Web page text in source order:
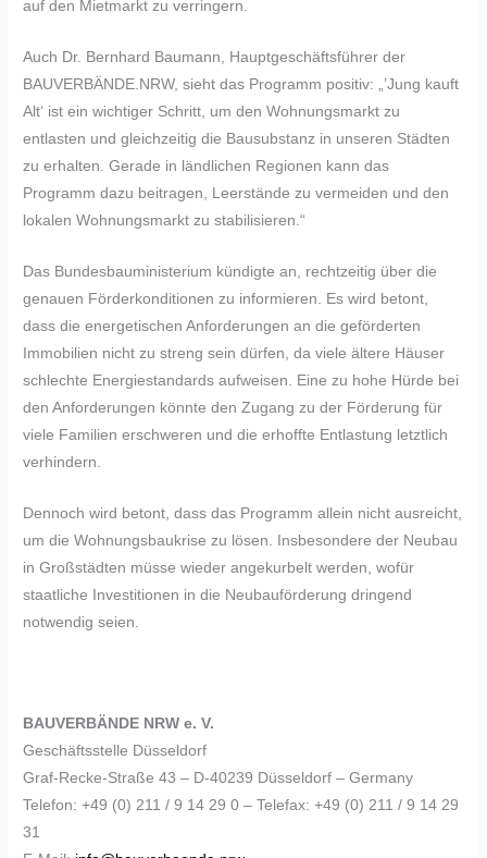
auf den Mietmarkt zu verringern.
Auch Dr. Bernhard Baumann, Hauptgeschäftsführer der
BAUVERBÄNDE.NRW, sieht das Programm positiv: „’Jung kauft
Alt‘ ist ein wichtiger Schritt, um den Wohnungsmarkt zu
entlasten und gleichzeitig die Bausubstanz in unseren Städten
zu erhalten. Gerade in ländlichen Regionen kann das
Programm dazu beitragen, Leerstände zu vermeiden und den
lokalen Wohnungsmarkt zu stabilisieren.“
Das Bundesbauministerium kündigte an, rechtzeitig über die
genauen Förderkonditionen zu informieren. Es wird betont,
dass die energetischen Anforderungen an die geförderten
Immobilien nicht zu streng sein dürfen, da viele ältere Häuser
schlechte Energiestandards aufweisen. Eine zu hohe Hürde bei
den Anforderungen könnte den Zugang zu der Förderung für
viele Familien erschweren und die erhoffte Entlastung letztlich
verhindern.
Dennoch wird betont, dass das Programm allein nicht ausreicht,
um die Wohnungsbaukrise zu lösen. Insbesondere der Neubau
in Großstädten müsse wieder angekurbelt werden, wofür
staatliche Investitionen in die Neubauförderung dringend
notwendig seien.
BAUVERBÄNDE NRW e. V.
Geschäftsstelle Düsseldorf
Graf-Recke-Straße 43 – D-40239 Düsseldorf – Germany
Telefon: +49 (0) 211 / 9 14 29 0 – Telefax: +49 (0) 211 / 9 14 29
31